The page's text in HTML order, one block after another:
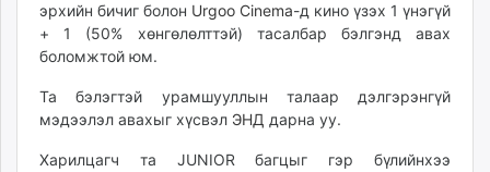
эрхийн бичиг болон Urgoo Cinema-д кино үзэх 1 үнэгүй
+ 1 (50% хөнгөлөлттэй) тасалбар бэлгэнд авах
боломжтой юм.
Та бэлэгтэй урамшууллын талаар дэлгэрэнгүй
мэдээлэл авахыг хүсвэл ЭНД дарна уу.
Харилцагч та JUNIOR багцыг гэр бүлийнхээ